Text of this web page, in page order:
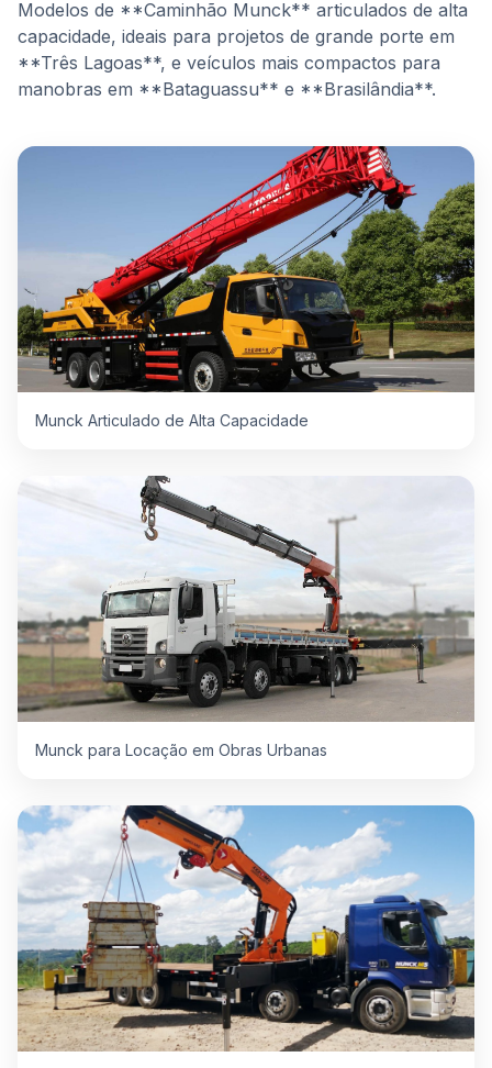
Modelos de **Caminhão Munck** articulados de alta
capacidade, ideais para projetos de grande porte em
**Três Lagoas**, e veículos mais compactos para
manobras em **Bataguassu** e **Brasilândia**.
Munck Articulado de Alta Capacidade
Munck para Locação em Obras Urbanas